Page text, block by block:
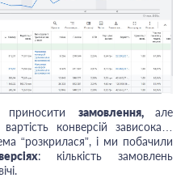
приносити замовлення,але
конверсій зависока…
“розкрилася”, і ми побачили
: кількість замовлень